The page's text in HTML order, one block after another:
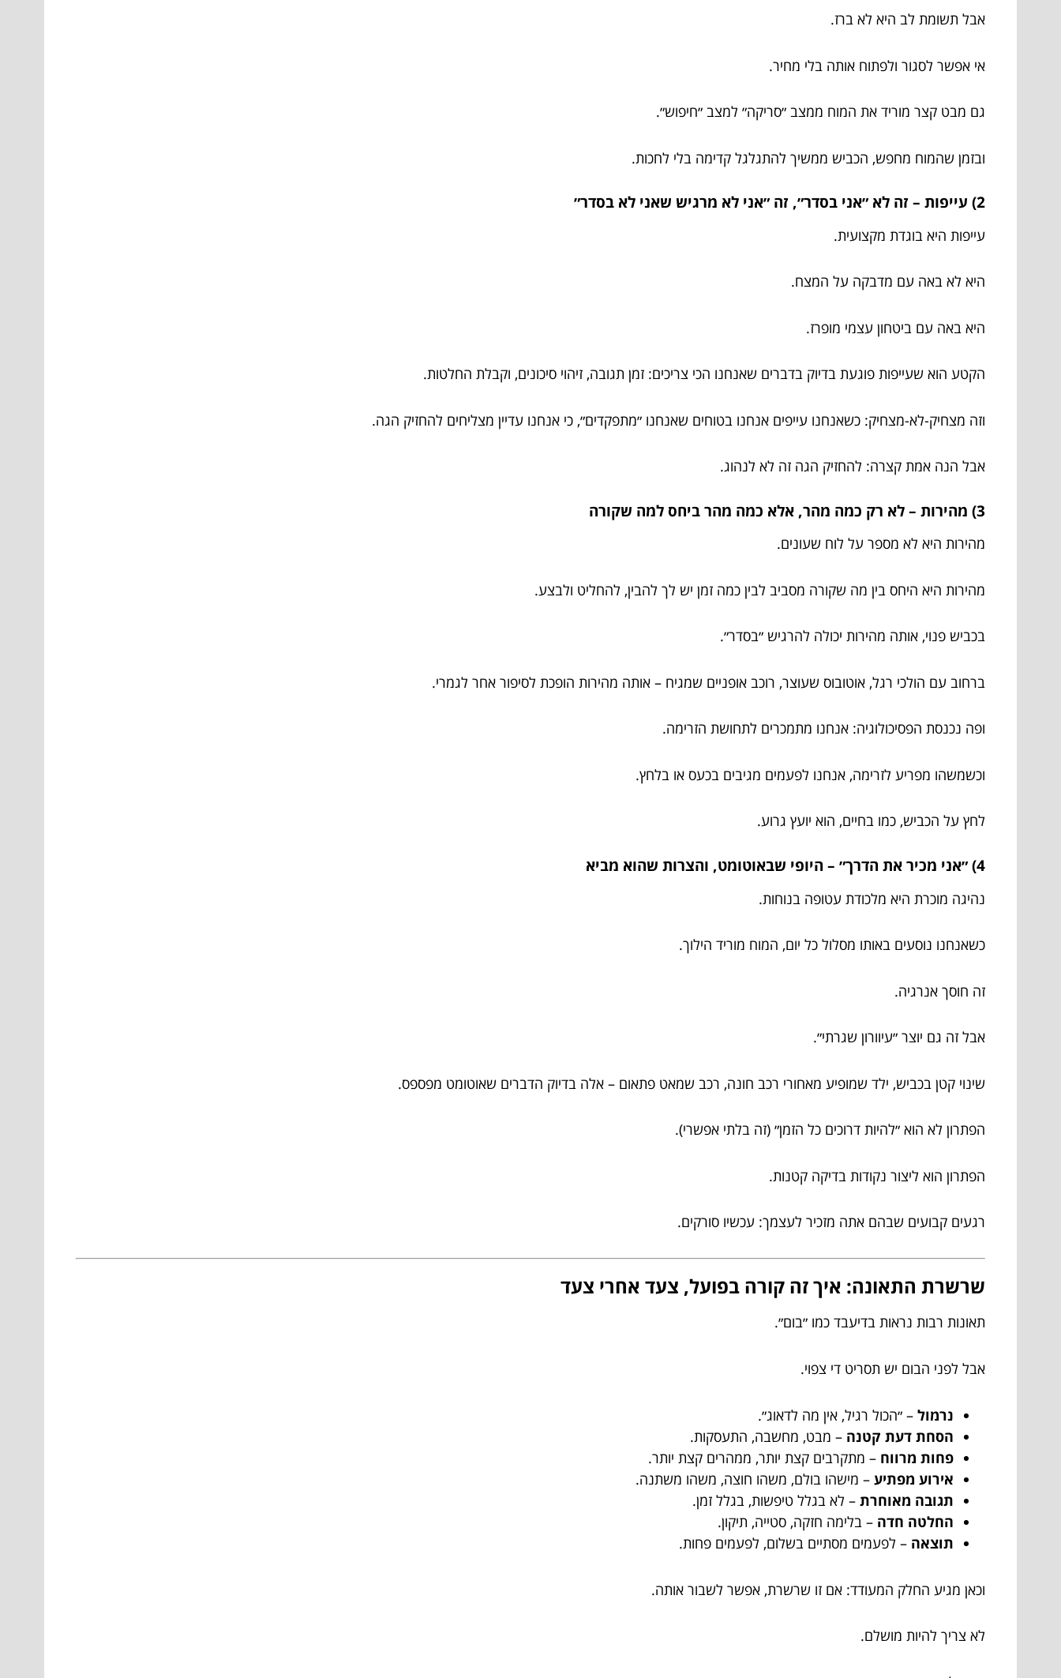
אבל תשומת לב היא לא ברז.
אי אפשר לסגור ולפתוח אותה בלי מחיר.
גם מבט קצר מוריד את המוח ממצב ״סריקה״ למצב ״חיפוש״.
ובזמן שהמוח מחפש, הכביש ממשיך להתגלגל קדימה בלי לחכות.
2) עייפות – זה לא ״אני בסדר״, זה ״אני לא מרגיש שאני לא בסדר״
עייפות היא בוגדת מקצועית.
היא לא באה עם מדבקה על המצח.
היא באה עם ביטחון עצמי מופרז.
הקטע הוא שעייפות פוגעת בדיוק בדברים שאנחנו הכי צריכים: זמן תגובה, זיהוי סיכונים, וקבלת החלטות.
וזה מצחיק-לא-מצחיק: כשאנחנו עייפים אנחנו בטוחים שאנחנו ״מתפקדים״, כי אנחנו עדיין מצליחים להחזיק הגה.
אבל הנה אמת קצרה: להחזיק הגה זה לא לנהוג.
3) מהירות – לא רק כמה מהר, אלא כמה מהר ביחס למה שקורה
מהירות היא לא מספר על לוח שעונים.
מהירות היא היחס בין מה שקורה מסביב לבין כמה זמן יש לך להבין, להחליט ולבצע.
בכביש פנוי, אותה מהירות יכולה להרגיש ״בסדר״.
ברחוב עם הולכי רגל, אוטובוס שעוצר, רוכב אופניים שמגיח – אותה מהירות הופכת לסיפור אחר לגמרי.
ופה נכנסת הפסיכולוגיה: אנחנו מתמכרים לתחושת הזרימה.
וכשמשהו מפריע לזרימה, אנחנו לפעמים מגיבים בכעס או בלחץ.
לחץ על הכביש, כמו בחיים, הוא יועץ גרוע.
4) ״אני מכיר את הדרך״ – היופי שבאוטומט, והצרות שהוא מביא
נהיגה מוכרת היא מלכודת עטופה בנוחות.
כשאנחנו נוסעים באותו מסלול כל יום, המוח מוריד הילוך.
זה חוסך אנרגיה.
אבל זה גם יוצר ״עיוורון שגרתי״.
שינוי קטן בכביש, ילד שמופיע מאחורי רכב חונה, רכב שמאט פתאום – אלה בדיוק הדברים שאוטומט מפספס.
הפתרון לא הוא ״להיות דרוכים כל הזמן״ (זה בלתי אפשרי).
הפתרון הוא ליצור נקודות בדיקה קטנות.
רגעים קבועים שבהם אתה מזכיר לעצמך: עכשיו סורקים.
שרשרת התאונה: איך זה קורה בפועל, צעד אחרי צעד
תאונות רבות נראות בדיעבד כמו ״בום״.
אבל לפני הבום יש תסריט די צפוי.
נרמול – ״הכול רגיל, אין מה לדאוג״.
הסחת דעת קטנה – מבט, מחשבה, התעסקות.
פחות מרווח – מתקרבים קצת יותר, ממהרים קצת יותר.
אירוע מפתיע – מישהו בולם, משהו חוצה, משהו משתנה.
תגובה מאוחרת – לא בגלל טיפשות, בגלל זמן.
החלטה חדה – בלימה חזקה, סטייה, תיקון.
תוצאה – לפעמים מסתיים בשלום, לפעמים פחות.
וכאן מגיע החלק המעודד: אם זו שרשרת, אפשר לשבור אותה.
לא צריך להיות מושלם.